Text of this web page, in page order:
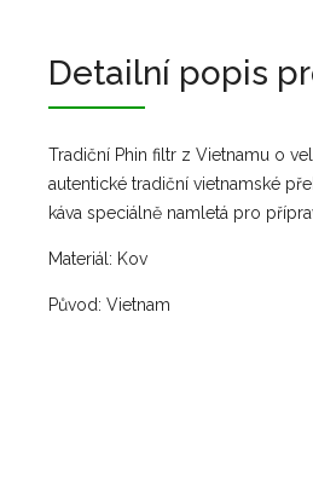
Detailní popis
Tradiční Phin filtr z Vietnamu o
autentické tradiční vietnamské
káva speciálně namletá pro
Materiál: Kov
Původ: Vietnam